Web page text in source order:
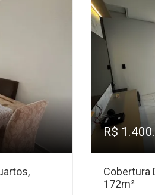
R$
Cobertura
172m²